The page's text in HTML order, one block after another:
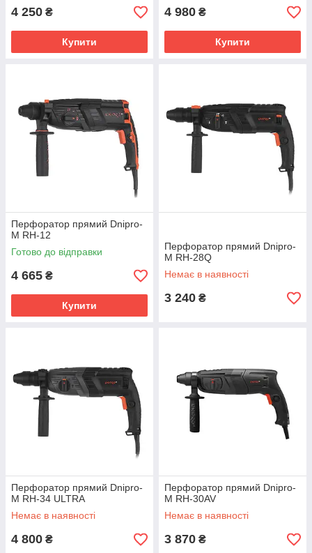
4 250 ₴
Купити
4 980 ₴
Купити
Перфоратор прямий Dnipro-
M RH-12
Готово до відправки
4 665 ₴
Купити
Перфоратор прямий Dnipro-
M RH-28Q
Немає в наявності
3 240 ₴
Перфоратор прямий Dnipro-
M RH-34 ULTRA
Немає в наявності
4 800 ₴
Перфоратор прямий Dnipro-
M RH-30AV
Немає в наявності
3 870 ₴